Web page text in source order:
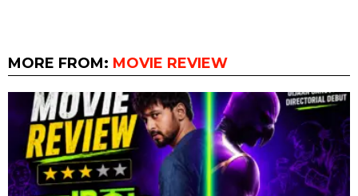
MORE FROM: MOVIE REVIEW